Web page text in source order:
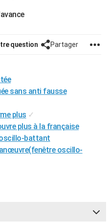
question Partager
sans anti fausse
plus ✓
plus à la française
battant
oscillo-